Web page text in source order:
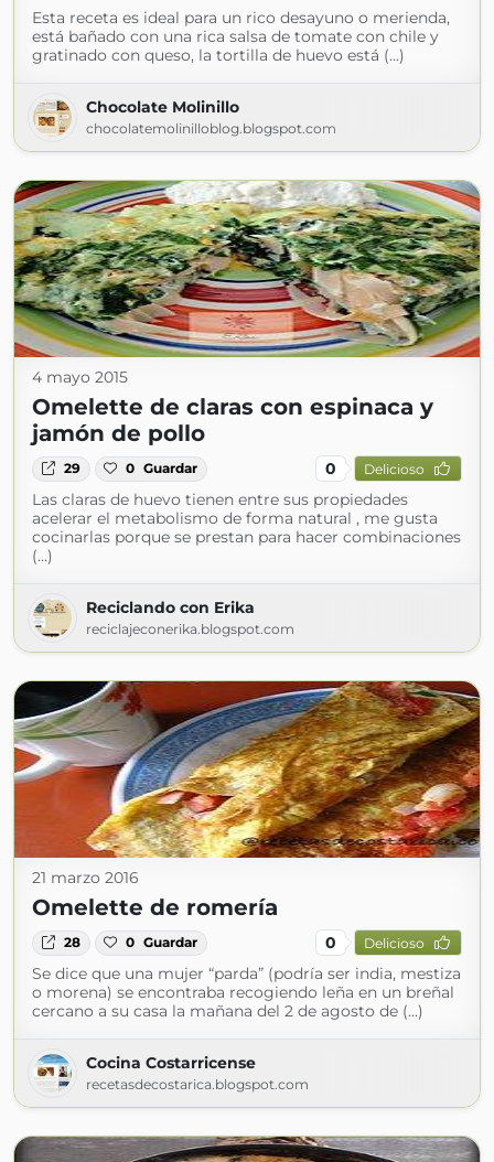
Esta receta es ideal para un rico desayuno o merienda,
está bañado con una rica salsa de tomate con chile y
gratinado con queso, la tortilla de huevo está (...)
Chocolate Molinillo
chocolatemolinilloblog.blogspot.com
4 mayo 2015
Omelette de claras con espinaca y
jamón de pollo
29 0 Guardar 0 Delicioso
Las claras de huevo tienen entre sus propiedades
acelerar el metabolismo de forma natural , me gusta
cocinarlas porque se prestan para hacer combinaciones
(...)
Reciclando con Erika
reciclajeconerika.blogspot.com
21 marzo 2016
Omelette de romería
28 0 Guardar 0 Delicioso
Se dice que una mujer “parda” (podría ser india, mestiza
o morena) se encontraba recogiendo leña en un breñal
cercano a su casa la mañana del 2 de agosto de (...)
Cocina Costarricense
recetasdecostarica.blogspot.com